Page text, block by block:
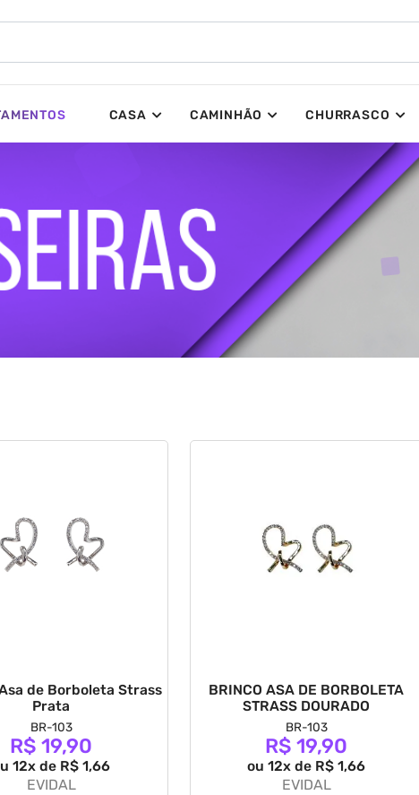
CASA CAMINHÃO CHURRASCO
de Borboleta Strass
Prata
BR-103
R$ 19,90
12x de R$ 1,66
EVIDAL
BRINCO ASA DE BORBOLETA
STRASS DOURADO
BR-103
R$ 19,90
ou 12x de R$ 1,66
EVIDAL